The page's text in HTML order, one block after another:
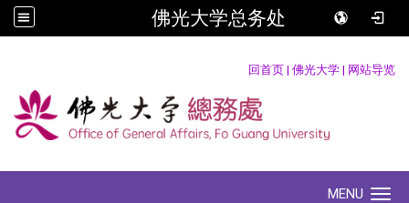
佛光大学总务处
回首页 | 佛光大学 | 网站导览
MENU